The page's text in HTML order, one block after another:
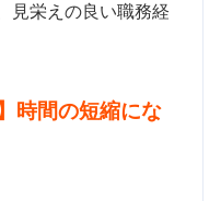
見栄えの良い職務経
時間の短縮にな